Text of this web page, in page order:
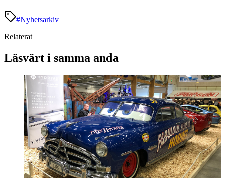
#Nyhetsarkiv
Relaterat
Läsvärt i samma anda